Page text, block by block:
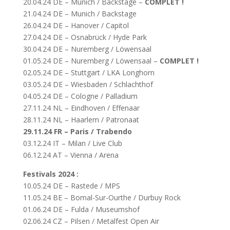
21.04.24 DE – Munich / Backstage
26.04.24 DE – Hanover / Capitol
27.04.24 DE – Osnabrück / Hyde Park
30.04.24 DE – Nuremberg / Löwensaal
01.05.24 DE – Nuremberg / Löwensaal – COMPLET !
02.05.24 DE – Stuttgart / LKA Longhorn
03.05.24 DE – Wiesbaden / Schlachthof
04.05.24 DE – Cologne / Palladium
27.11.24 NL – Eindhoven / Effenaar
28.11.24 NL – Haarlem / Patronaat
29.11.24 FR – Paris / Trabendo
03.12.24 IT – Milan / Live Club
06.12.24 AT – Vienna / Arena
Festivals 2024 :
10.05.24 DE – Rastede / MPS
11.05.24 BE – Bomal-Sur-Ourthe / Durbuy Rock
01.06.24 DE – Fulda / Museumshof
02.06.24 CZ – Pilsen / Metalfest Open Air